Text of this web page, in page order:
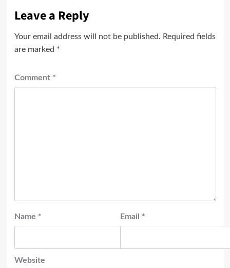
Leave a Reply
Your email address will not be published. Required fields
are marked *
Comment *
Name * Email *
Website